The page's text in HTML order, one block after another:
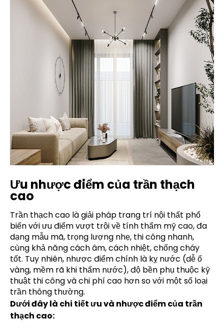
Ưu nhược điểm của trần thạch
cao
Trần thạch cao là giải pháp trang trí nội thất phổ
biến với ưu điểm vượt trội về tính thẩm mỹ cao, đa
dạng mẫu mã, trọng lượng nhẹ, thi công nhanh,
cùng khả năng cách âm, cách nhiệt, chống cháy
tốt. Tuy nhiên, nhược điểm chính là kỵ nước (dễ ố
vàng, mềm rã khi thấm nước), độ bền phụ thuộc kỹ
thuật thi công và chi phí cao hơn so với một số loại
trần thông thường.
Dưới đây là chi tiết ưu và nhược điểm của trần
thạch cao: